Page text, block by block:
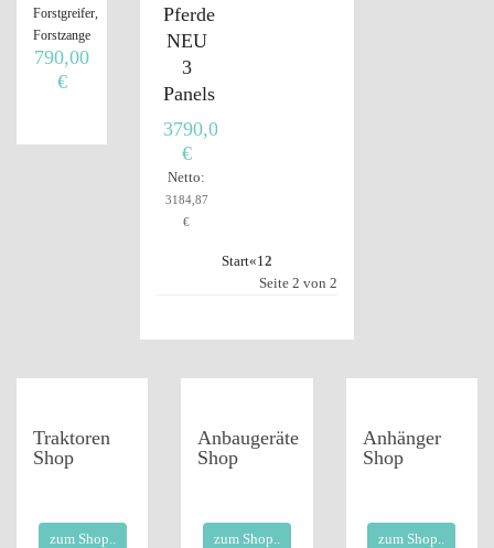
Pferde
NEU
3
Panels
3790,00
€
Netto:
3184,87
€
Start«12
Seite 2 von 2
Forstgreifer,
Forstzange
790,00
€
Traktoren
Shop
zum Shop..
Anbaugeräte
Shop
zum Shop..
Anhänger
Shop
zum Shop..